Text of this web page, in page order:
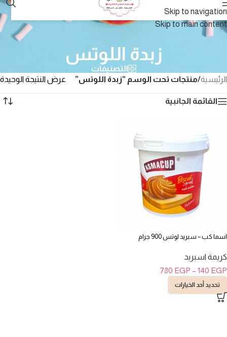
Skip to navigation
Skip to main content
زبدة اللوتس
التصنيفات
الرئيسية/منتجات تحت الوسم “زبدة اللوتس” عرض النتيجة الوحيدة
القائمة الجانبية
اسما كب – سبريد لوتس 900 جرام
كريمة اسبريد
140 EGP
–
780 EGP
تحديد أحد الخيارات